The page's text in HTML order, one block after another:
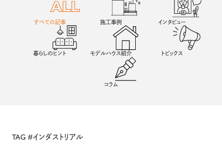
すべての記事 施工事例 インタビュー
暮らしのヒント モデルハウス紹介 トピックス
コラム
TAG #インダストリアル